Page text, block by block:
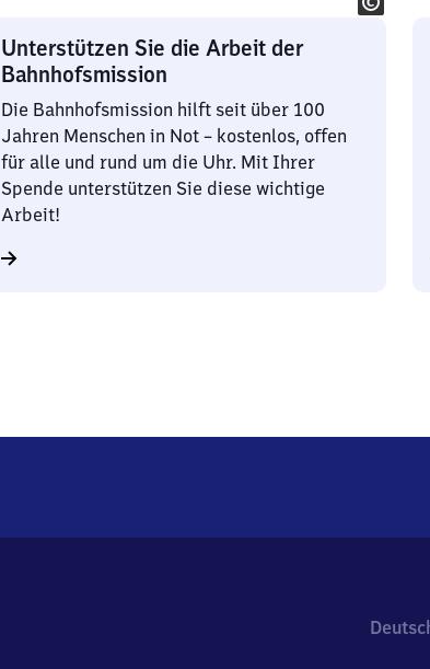
Unterstützen Sie die Arbeit der
Bahnhofsmission
Die Bahnhofsmission hilft seit über 100
Jahren Menschen in Not – kostenlos, offen
für alle und rund um die Uhr. Mit Ihrer
Spende unterstützen Sie diese wichtige
Arbeit!